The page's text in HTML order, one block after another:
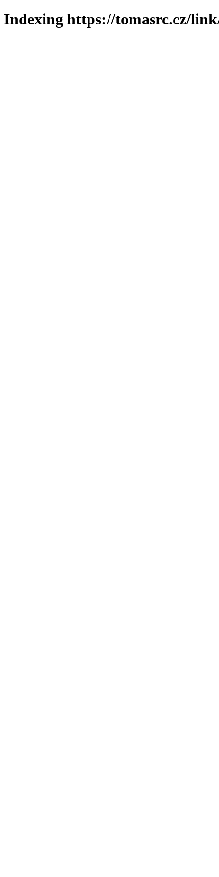
Indexing https://tomasrc.cz/